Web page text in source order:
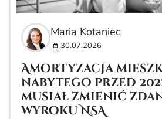
Maria Kotaniec
30.07.2026
Amortyzacja
nabytego przed
musiał zmienić
wyroku NSA